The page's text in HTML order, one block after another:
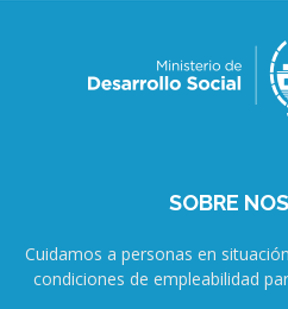
SOBRE
Cuidamos a personas en
condiciones de empleabilidad